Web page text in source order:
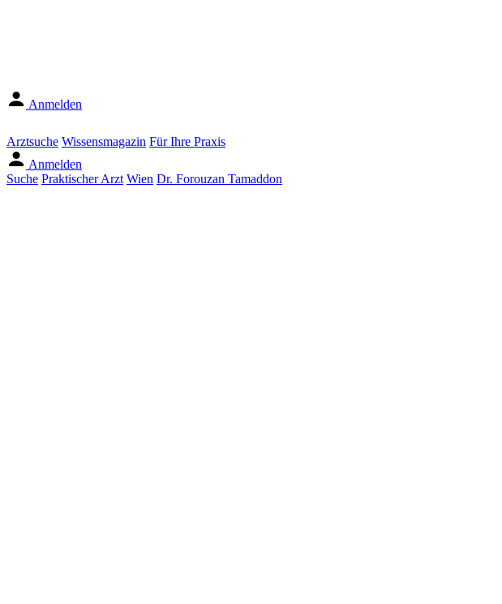
Anmelden
Arztsuche Wissensmagazin Für Ihre Praxis
Anmelden
Suche Praktischer Arzt Wien Dr. Forouzan Tamaddon